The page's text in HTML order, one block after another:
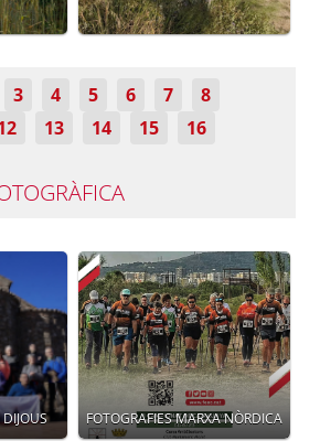
3 4 5 6 7
8
13 14 15
16
FOTOGRAFIES MARXA NÒRDICA